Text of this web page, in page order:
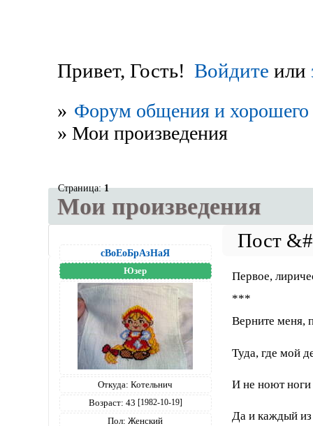
Привет, Гость! Войдите или
» Форум общения и хорошего
» Мои произведения
Мои произведения
Страница:1
сВоЕоБрАзНаЯ
Юзер
Откуда: Котельнич
Возраст: 43 [1982-10-19]
Пол: Женский
Первое,
***
Верните меня,
Туда, где мой
И не ноют
Да и каждый